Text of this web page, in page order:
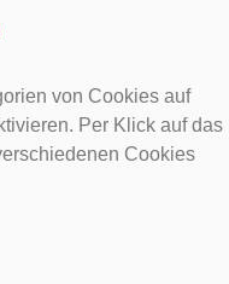
von Cookies auf
Per Klick auf das
Cookies